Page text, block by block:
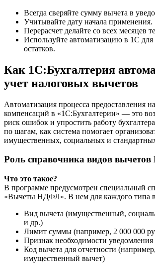
Всегда сверяйте сумму вычета в
Учитывайте дату начала применения.
Перерасчет делайте со всех месяцев
Используйте автоматизацию в 1С для
остатков.
Как 1С:Бухгалтерия
учет налоговых вычетов
Автоматизация процесса предоставления
компенсаций в «1С:Бухгалтерии» — это
риск ошибок и упростить работу
по шагам, как система помогает
имущественных, социальных и
Роль справочника видов
Что это такое?
В программе предусмотрен специальный
«Вычеты НДФЛ». В нем для каждого типа
Вид вычета (имущественный,
и др.)
Лимит суммы (например, 2 000 000
Признак необходимости
Код вычета для отчетности
имущественный вычет)